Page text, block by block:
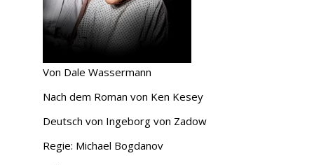
Von Dale Wassermann
Nach dem Roman von Ken Kesey
Deutsch von Ingeborg von Zadow
Regie: Michael Bogdanov